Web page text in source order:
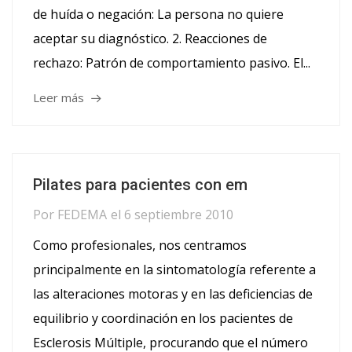
de huída o negación: La persona no quiere
aceptar su diagnóstico. 2. Reacciones de
rechazo: Patrón de comportamiento pasivo. El...
Leer más
Pilates para pacientes con em
Por FEDEMA el 6 septiembre 2010
Como profesionales, nos centramos
principalmente en la sintomatología referente a
las alteraciones motoras y en las deficiencias de
equilibrio y coordinación en los pacientes de
Esclerosis Múltiple, procurando que el número